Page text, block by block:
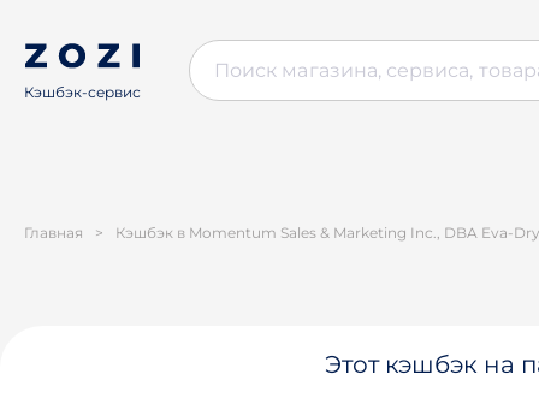
Кэшбэк-сервис
Главная > Кэшбэк в Momentum Sales & Marketing Inc., DBA Eva-Dry
Этот кэшбэк на